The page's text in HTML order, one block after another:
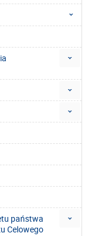
państwa
Celowego